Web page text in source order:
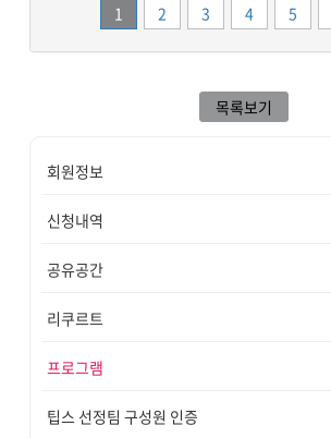
1 2 3 4 5
목록보기
회원정보
신청내역
공유공간
리쿠르트
프로그램
팁스 선정팀 구성원 인증